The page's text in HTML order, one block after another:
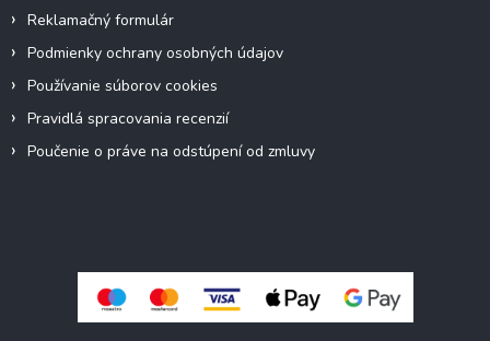
Reklamačný formulár
Podmienky ochrany osobných údajov
Používanie súborov cookies
Pravidlá spracovania recenzií
Poučenie o práve na odstúpení od zmluvy